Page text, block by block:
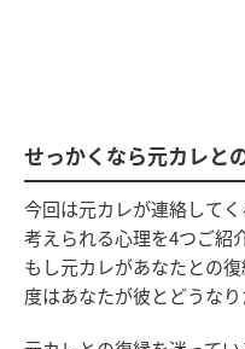
せっかくなら元カレと
今回は元カレが連絡して
考えられる心理を4つご紹
もし元カレがあなたとの
度はあなたが彼とどうなり